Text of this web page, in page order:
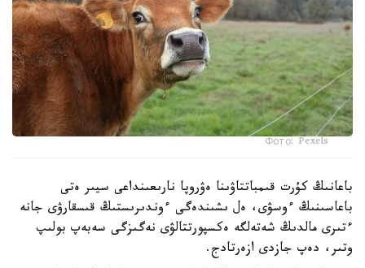
Фото: Pexels
باعانىڭ كۇرت قىمباتتاۋىنا ەۋروپا نارىعىنداعى سيىر ەتى
باعاسىنىڭ ءوسۋى، ەل ىشىندەگى ءوندىرىستىڭ قىسقارۋى جانە
ءتىرى مالدىڭ شەتەلگە ەكسپورتتالۋى نەگىزگى سەبەپ بولىپ
وتىر، دەپ جازدى ازەرتادج.